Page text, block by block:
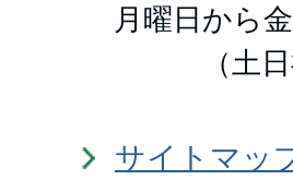
月曜日から
（土
サイトマッ